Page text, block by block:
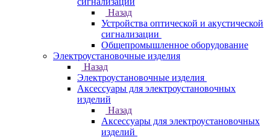
Назад
Устройства оптической и акустической
сигнализации
Общепромышленное оборудование
Электроустановочные изделия
Назад
Электроустановочные изделия
Аксессуары для электроустановочных
изделий
Назад
Аксессуары для электроустановочных
изделий